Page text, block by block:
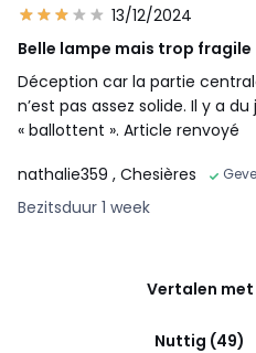
13/12/2024
Belle lampe mais trop fragile
Déception car la partie
n’est pas assez solide. Il y a
« ballottent ». Article renvoyé
nathalie359 , Chesières
Bezitsduur 1 week
Vertalen
Nuttig (49)